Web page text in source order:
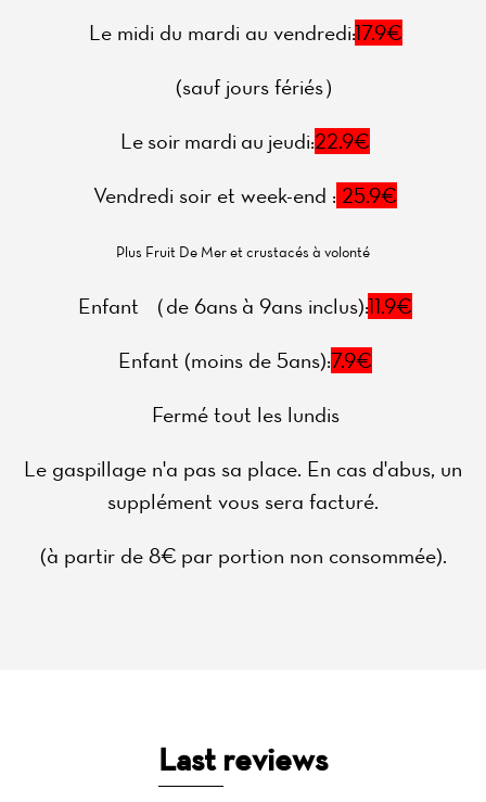
Le midi du mardi au vendredi:17.9€
(sauf jours fériés）
Le soir mardi au jeudi:22.9€
Vendredi soir et week-end : 25.9€
Plus Fruit De Mer et crustacés à volonté
Enfant （de 6ans à 9ans inclus):11.9€
Enfant (moins de 5ans):7.9€
Fermé tout les lundis
Le gaspillage n'a pas sa place. En cas d'abus, un
supplément vous sera facturé.
(à partir de 8€ par portion non consommée).
Last reviews
Home